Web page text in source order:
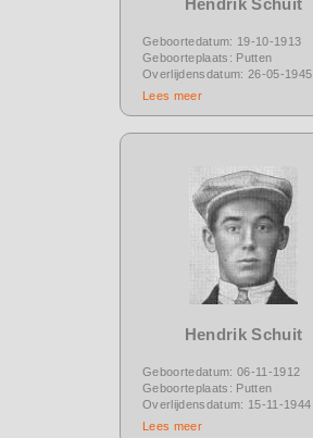
Geboortedatum: 19-10-1913
Geboorteplaats: Putten
Overlijdensdatum: 26-05-1945
Lees meer
Hendrik Schuit
Geboortedatum: 06-11-1912
Geboorteplaats: Putten
Overlijdensdatum: 15-11-1944
Lees meer